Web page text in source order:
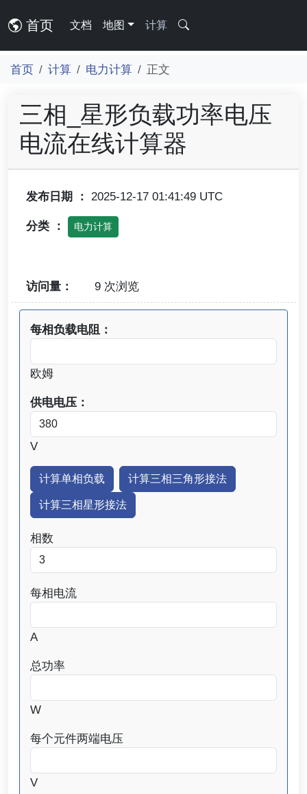
首页 文档 地图 计算
首页 计算 电力计算 正文
三相_星形负载功率电压
电流在线计算器
发布日期 ： 2025-12-17 01:41:49 UTC
分类 ： 电力计算
访问量： 9 次浏览
每相负载电阻：
欧姆
供电电压：
V
相数
每相电流
A
总功率
W
每个元件两端电压
V